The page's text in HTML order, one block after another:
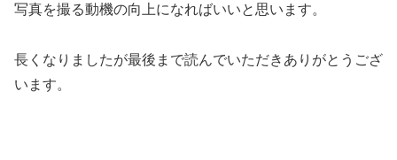
写真を撮る動機の向上になればいいと思います。
長くなりましたが最後まで読んでいただきありがとうござ
います。